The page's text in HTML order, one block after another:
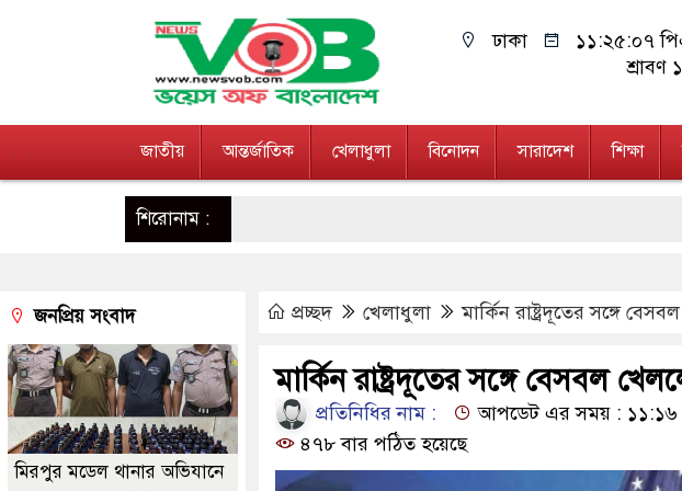
ঢাকা ১১:২৫:০৮
শ্রাবণ
জাতীয় আন্তর্জাতিক খেলাধুলা বিনোদন সারাদেশ শিক্ষা
শিরোনাম :
প্রচ্ছদ খেলাধুলা মার্কিন রাষ্ট্রদূতের সঙ্গে
মার্কিন রাষ্ট্রদূতের সঙ্গে বেসবল
প্রতিনিধির নাম :
আপডেট এর সময় : ১১:১৬
৪৭৮ বার পঠিত হয়েছে
জনপ্রিয় সংবাদ
মিরপুর মডেল থানার অভিযানে